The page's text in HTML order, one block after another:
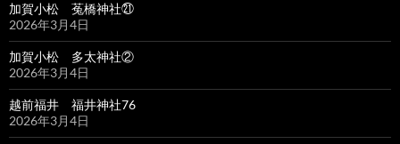
加賀小松 菟橋神社㉑
2026年3月4日
加賀小松 多太神社②
2026年3月4日
越前福井 福井神社76
2026年3月4日